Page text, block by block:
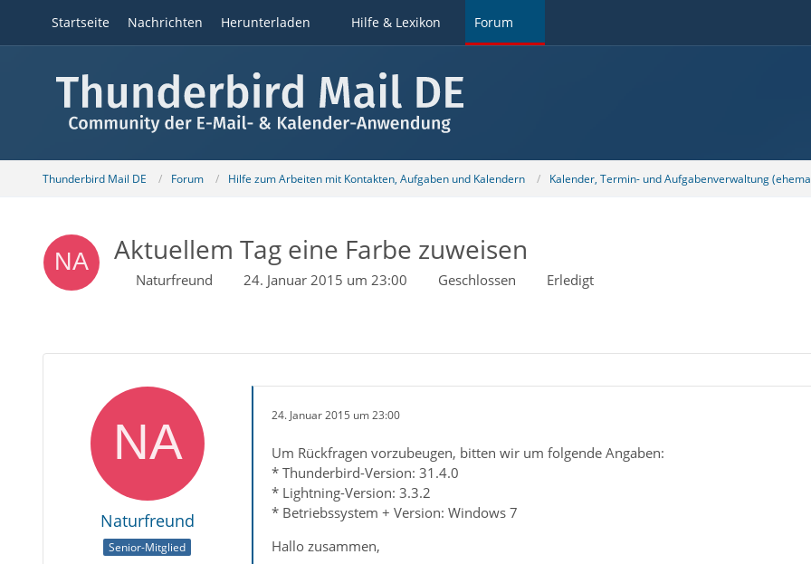
Startseite Nachrichten Herunterladen Hilfe & Lexikon Forum
Thunderbird Mail DE Forum Hilfe zum Arbeiten mit Kontakten, Aufgaben und Kalendern Kalender, Termin- und Aufgabenverwaltung
Aktuellem Tag eine Farbe zuweisen
Naturfreund 24. Januar 2015 um 23:00 Geschlossen Erledigt
Naturfreund
Senior-Mitglied
24. Januar 2015 um 23:00
Um Rückfragen vorzubeugen, bitten wir um folgende Angaben:
* Thunderbird-Version: 31.4.0
* Lightning-Version: 3.3.2
* Betriebssystem + Version: Windows 7
Hallo zusammen,